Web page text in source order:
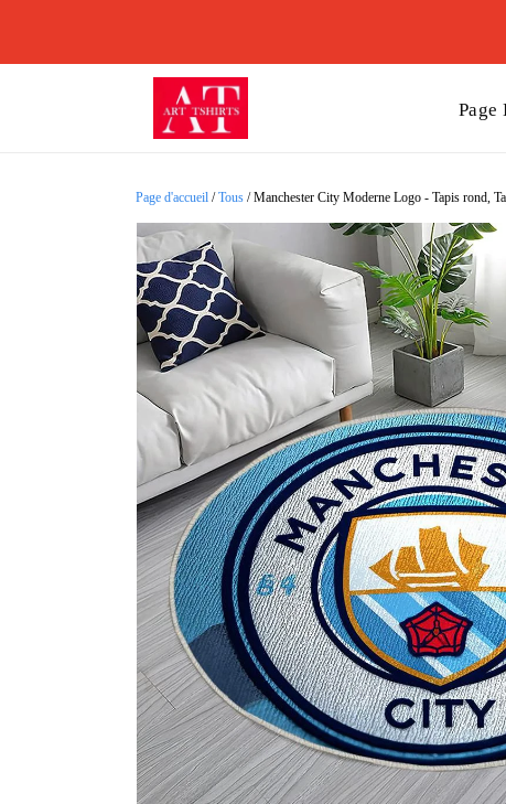
Page
Page d'accueil /Tous /Manchester City Moderne Logo - Tapis rond,